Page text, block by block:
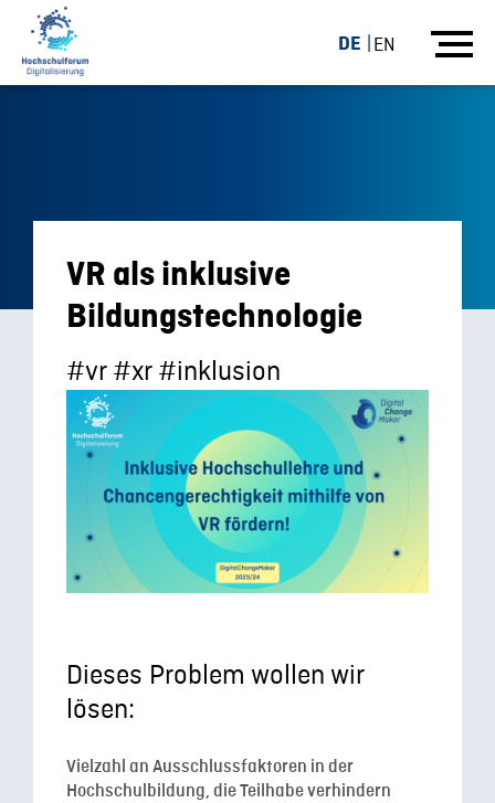
DE EN
VR als inklusive
Bildungstechnologie
#vr #xr #inklusion
Dieses Problem wollen wir
lösen:
Vielzahl an Ausschlussfaktoren in der
Hochschulbildung, die Teilhabe verhindern